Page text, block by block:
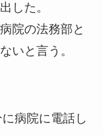
した。
院の法務部と
いと言う。
病院に電話し